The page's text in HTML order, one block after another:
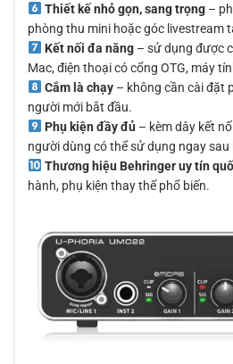
Thiết kế nhỏ gọn, sang trọng–
phòng thu mini hoặc góc livestream
Kết nối đa năng– sử dụng được
Mac, điện thoại có cổng OTG, máy
Cắm là chạy– không cần cài đặt
người mới bắt đầu.
Phụ kiện đầy đủ – kèm dây kết
người dùng có thể sử dụng ngay sau
Thương hiệu Behringer uy tín
hành, phụ kiện thay thế phổ biến.